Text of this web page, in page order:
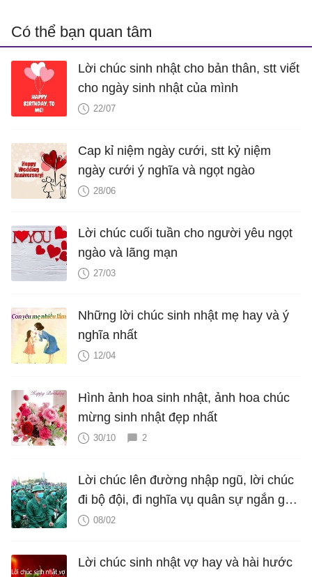
Có thể bạn quan tâm
Lời chúc sinh nhật cho bản thân, stt viết
cho ngày sinh nhật của mình
22/07
Cap kỉ niệm ngày cưới, stt kỷ niệm
ngày cưới ý nghĩa và ngọt ngào
28/06
Lời chúc cuối tuần cho người yêu ngọt
ngào và lãng mạn
27/03
Những lời chúc sinh nhật mẹ hay và ý
nghĩa nhất
12/04
Hình ảnh hoa sinh nhật, ảnh hoa chúc
mừng sinh nhật đẹp nhất
30/10 2
Lời chúc lên đường nhập ngũ, lời chúc
đi bộ đội, đi nghĩa vụ quân sự ngắn gọn
và ý nghĩa
08/02
Lời chúc sinh nhật vợ hay và hài hước